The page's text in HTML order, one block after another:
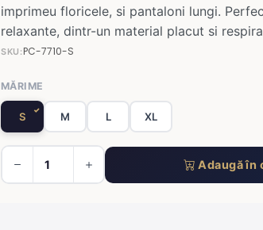
imprimeu floricele, si pantaloni lungi.
relaxante, dintr-un material placut si
SKU:PC-7710-S
MĂRIME
S M L XL
Adaugă în